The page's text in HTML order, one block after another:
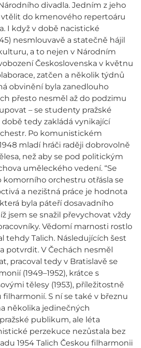
divadla. Jedním z jeho
do kmenového repertoáru
I když v době nacistické
nesmlouvavě a statečně hájil
a to nejen v Národním
Československa v květnu
zatčen a několik týdnů
obvinění byla zanedlouho
přesto nesměl až do podzimu
– se studenty pražské
tedy zakládá vynikající
Po komunistickém
mladí hráči raději dobrovolně
než aby se pod politickým
uměleckého vedení. “Se
komorního orchestru otřásla se
a nezištná práce je hodnota
byla páteří dosavadního
jsem se snažil převychovat vždy
Vědomí marnosti rostlo
tehdy Talich. Následujících šest
potvrdit. V Čechách nesměl
pracoval tedy v Bratislavě se
(1949–1952), krátce s
tělesy (1953), příležitostně
filharmonií. S ní se také v březnu
několika jedinečných
publikum, ale léta
perzekuce nezůstala bez
1954 Talich Českou filharmonii